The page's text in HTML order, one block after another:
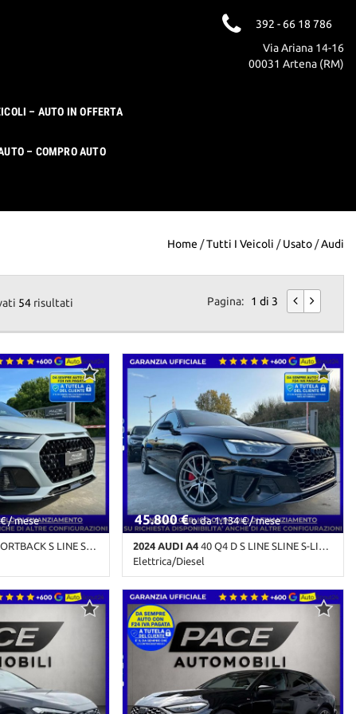
392 - 66 18 786
Via Ariana 14-16
00031 Artena (RM)
– AUTO IN OFFERTA
– COMPRO AUTO
Home /Tutti I Veicoli /Usato /Audi
54 risultati Pagina: 1 di 3
/ mese
S LINE SLINE S-LINE ALLSTREET KAMERA
• Grigio
ABS • Adaptive
• Airbag laterali •
posteriore •
elettrici •
• Apple CarPlay •
Autoradio •
spot monitor •
• Bracciolo •
45.800 €o da 1.134 € / mese
2024 AUDI A4 40 Q4 D S LINE SLINE S-LINE TETTO COMPETITION B&O
Elettrica/Diesel
17.900 Km • Cambio Automatico • Nero
metallizzato • 5 Porte • 360° camera • ABS
• Adaptive Cruise Control • Airbag •
Airbag laterali • Airbag Passeggero •
Airbag posteriore • Airbag testa •
Alzacristalli elettrici • Android Auto •
Antifurto • Apple CarPlay • Assistente
abbaglianti • Autoradio • Autoradio
digitale • Blind spot monitor • Bluetooth •